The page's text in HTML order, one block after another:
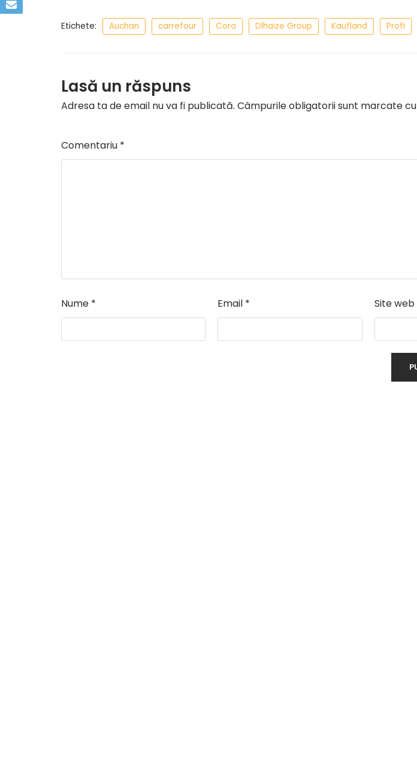
Etichete: Auchan carrefour Cora Dlhaize Group Kaufland Profi
Lasă un răspuns
Adresa ta de email nu va fi publicată. Câmpurile obligatorii sunt marcate cu
Comentariu *
Nume * Email * Site web